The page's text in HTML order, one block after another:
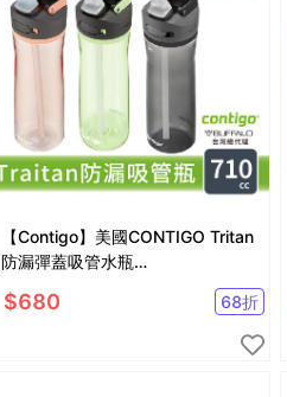
【Contigo】美國CONTIGO Tritan
防漏彈蓋吸管水瓶
710ccAshland2.0(冷水瓶/運動水
壺)
$680 68折